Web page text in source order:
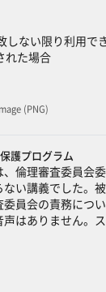
ク
しない限り利用で
れた場合
(PNG)
護プログラム
倫理審査委員会
い講義でした。被
員会の責務につい
はありません。
ク